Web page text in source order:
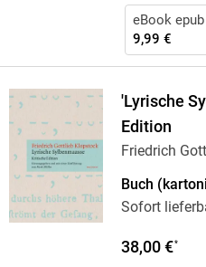
eBook epub
9,99 €
'Lyrische
Edition
Friedrich
Buch
Sofort
38,00 €*